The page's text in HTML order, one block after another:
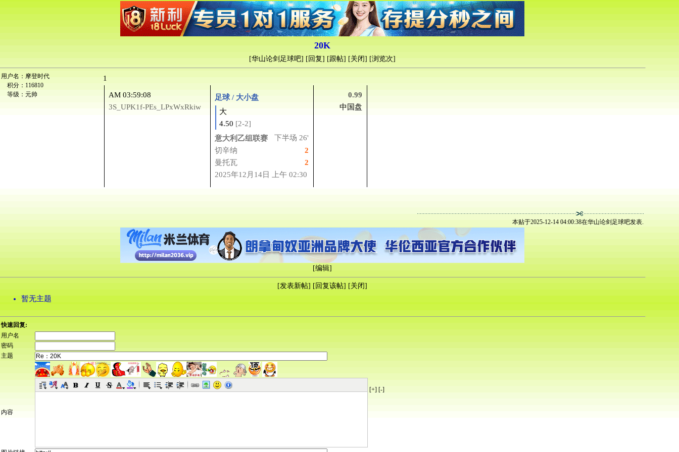
20K
[华山论剑足球吧] [回复] [跟帖] [关闭] [浏览次]
用户名： 摩登时代
积分： 116810
等级： 元帅
1
AM 03:59:08
3S_UPK1f-PEs_LPxWxRkiw
足球 / 大小盘
大
4.50 [2-2]
意大利乙组联赛
下半场 26'
切辛纳
2
曼托瓦
2
2025年12月14日 上午 02:30
0.99
中国盘
本贴于2025-12-14 04:00:38在华山论剑足球吧发表.
[编辑]
[发表新帖] [ 回复该帖] [关闭]
暂无主题
快速回复:
用户名
密码
主题
内容
[+] [-]